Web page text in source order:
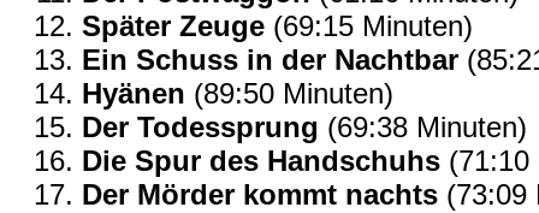
Später Zeuge (69:15 Minuten)
Ein Schuss in der Nachtbar
Hyänen (89:50 Minuten)
Der Todessprung (69:38 Minuten)
Die Spur des Handschuhs (71:10
Der Mörder kommt nachts (73:09